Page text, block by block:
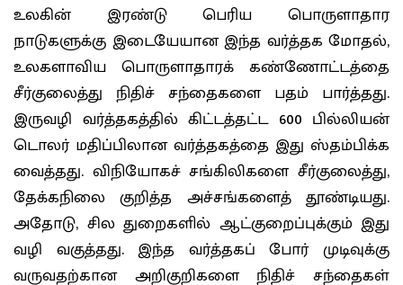
உலகின் இரண்டு பெரிய பொருளாதார
நாடுகளுக்கு இடையேயான இந்த வர்த்தக மோதல்,
உலகளாவிய பொருளாதாரக் கண்ணோட்டத்தை
சீர்குலைத்து நிதிச் சந்தைகளை பதம் பார்த்தது.
இருவழி வர்த்தகத்தில் கிட்டத்தட்ட 600 பில்லியன்
டொலர் மதிப்பிலான வர்த்தகத்தை இது ஸ்தம்பிக்க
வைத்தது. விநியோகச் சங்கிலிகளை சீர்குலைத்து,
தேக்கநிலை குறித்த அச்சங்களைத் தூண்டியது.
அதோடு, சில துறைகளில் ஆட்குறைப்புக்கும் இது
வழி வகுத்தது. இந்த வர்த்தகப் போர் முடிவுக்கு
வருவதற்கான அறிகுறிகளை நிதிச் சந்தைகள்